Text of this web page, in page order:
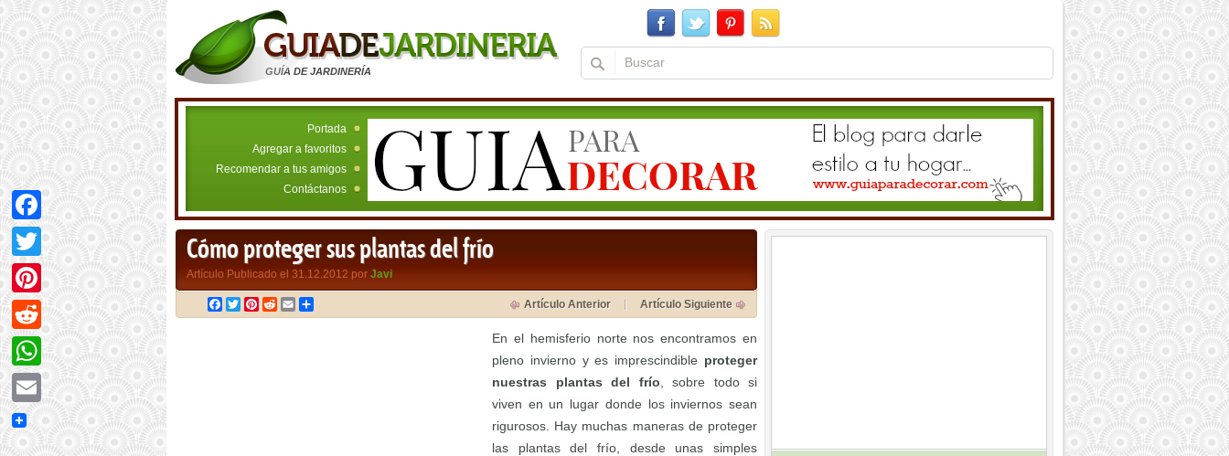
GUÍA DE JARDINERÍA
Portada
Agregar a favoritos
Recomendar a tus amigos
Contáctanos
Cómo proteger sus plantas del frío
Artículo Publicado el 31.12.2012 por Javi
Facebook
TwitterPinterest
RedditEmail Artículo Anterior Artículo Siguiente
En el hemisferio norte nos encontramos en
pleno invierno y es imprescindible proteger
nuestras plantas del frío , sobre todo si
viven en un lugar donde los inviernos sean
rigurosos. Hay muchas maneras de proteger
las plantas del frío, desde unas simples
Facebook
Twitter
Pinterest
Reddit
WhatsApp
Email